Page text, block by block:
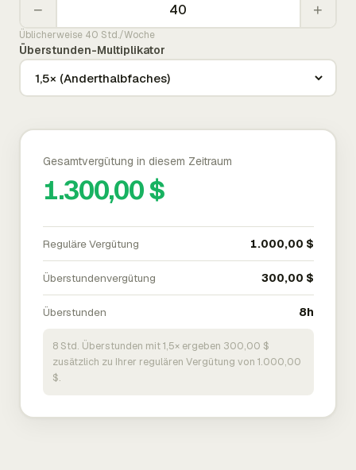
− +
Üblicherweise 40 Std./Woche
Überstunden-Multiplikator
Gesamtvergütung in diesem Zeitraum
1.300,00 $
Reguläre Vergütung 1.000,00 $
Überstundenvergütung 300,00 $
Überstunden 8h
8 Std. Überstunden mit 1,5× ergeben 300,00 $
zusätzlich zu Ihrer regulären Vergütung von 1.000,00
$.